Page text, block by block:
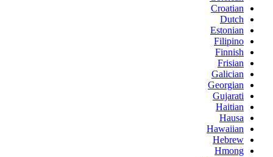
Croatian
Dutch
Estonian
Filipino
Finnish
Frisian
Galician
Georgian
Gujarati
Haitian
Hausa
Hawaiian
Hebrew
Hmong